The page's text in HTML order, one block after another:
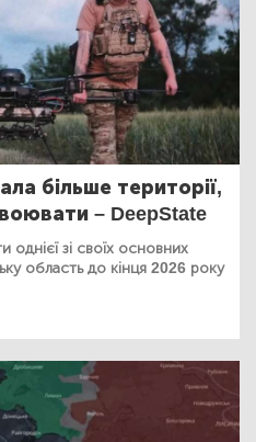
більше території,
– DeepState
однієї зі своїх основних
область до кінця 2026 року